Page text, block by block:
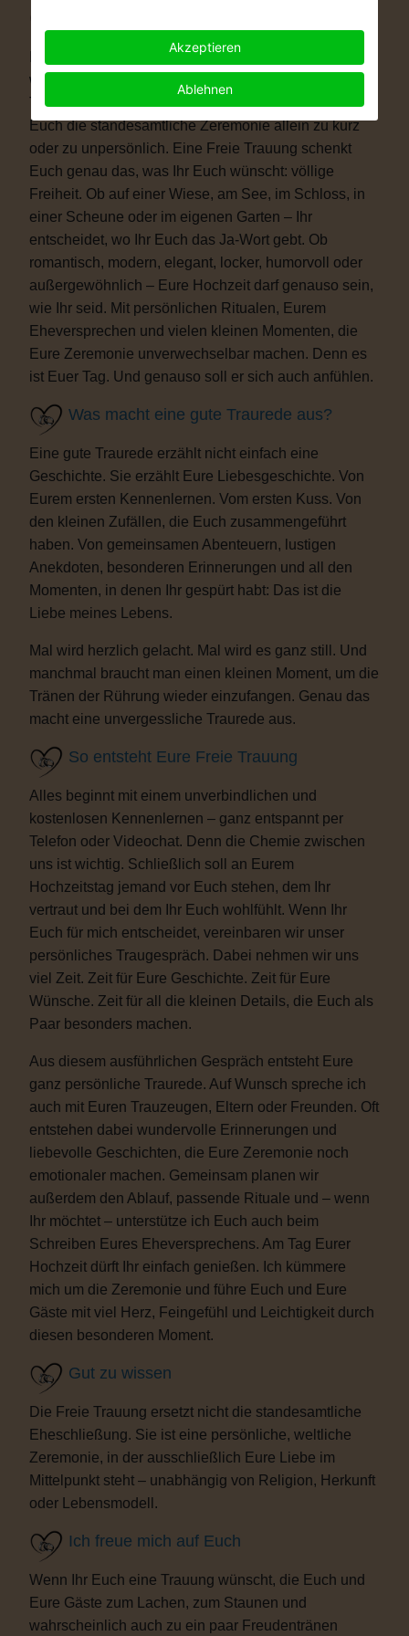
Immer mehr Paare wünschen sich eine Hochzeit, die
wirklich zu ihnen passt. Vielleicht ist eine kirchliche
Trauung nicht das Richtige für Euch. Vielleicht ist
Euch die standesamtliche Zeremonie allein zu kurz
oder zu unpersönlich. Eine Freie Trauung schenkt
Euch genau das, was Ihr Euch wünscht: völlige
Freiheit. Ob auf einer Wiese, am See, im Schloss, in
einer Scheune oder im eigenen Garten – Ihr
entscheidet, wo Ihr Euch das Ja-Wort gebt. Ob
romantisch, modern, elegant, locker, humorvoll oder
außergewöhnlich – Eure Hochzeit darf genauso sein,
wie Ihr seid. Mit persönlichen Ritualen, Eurem
Eheversprechen und vielen kleinen Momenten, die
Eure Zeremonie unverwechselbar machen. Denn es
ist Euer Tag. Und genauso soll er sich auch anfühlen.
Was macht eine gute Traurede aus?
Eine gute Traurede erzählt nicht einfach eine
Geschichte. Sie erzählt Eure Liebesgeschichte. Von
Eurem ersten Kennenlernen. Vom ersten Kuss. Von
den kleinen Zufällen, die Euch zusammengeführt
haben. Von gemeinsamen Abenteuern, lustigen
Anekdoten, besonderen Erinnerungen und all den
Momenten, in denen Ihr gespürt habt: Das ist die
Liebe meines Lebens.
Mal wird herzlich gelacht. Mal wird es ganz still. Und
manchmal braucht man einen kleinen Moment, um die
Tränen der Rührung wieder einzufangen. Genau das
macht eine unvergessliche Traurede aus.
So entsteht Eure Freie Trauung
Alles beginnt mit einem unverbindlichen und
kostenlosen Kennenlernen – ganz entspannt per
Telefon oder Videochat. Denn die Chemie zwischen
uns ist wichtig. Schließlich soll an Eurem
Hochzeitstag jemand vor Euch stehen, dem Ihr
vertraut und bei dem Ihr Euch wohlfühlt. Wenn Ihr
Euch für mich entscheidet, vereinbaren wir unser
persönliches Traugespräch. Dabei nehmen wir uns
viel Zeit. Zeit für Eure Geschichte. Zeit für Eure
Wünsche. Zeit für all die kleinen Details, die Euch als
Paar besonders machen.
Aus diesem ausführlichen Gespräch entsteht Eure
ganz persönliche Traurede. Auf Wunsch spreche ich
auch mit Euren Trauzeugen, Eltern oder Freunden. Oft
entstehen dabei wundervolle Erinnerungen und
liebevolle Geschichten, die Eure Zeremonie noch
emotionaler machen. Gemeinsam planen wir
außerdem den Ablauf, passende Rituale und – wenn
Ihr möchtet – unterstütze ich Euch auch beim
Schreiben Eures Eheversprechens. Am Tag Eurer
Hochzeit dürft Ihr einfach genießen. Ich kümmere
mich um die Zeremonie und führe Euch und Eure
Gäste mit viel Herz, Feingefühl und Leichtigkeit durch
diesen besonderen Moment.
Gut zu wissen
Die Freie Trauung ersetzt nicht die standesamtliche
Eheschließung. Sie ist eine persönliche, weltliche
Zeremonie, in der ausschließlich Eure Liebe im
Mittelpunkt steht – unabhängig von Religion, Herkunft
oder Lebensmodell.
Ich freue mich auf Euch
Wenn Ihr Euch eine Trauung wünscht, die Euch und
Eure Gäste zum Lachen, zum Staunen und
wahrscheinlich auch zu ein paar Freudentränen
Akzeptieren
Ablehnen